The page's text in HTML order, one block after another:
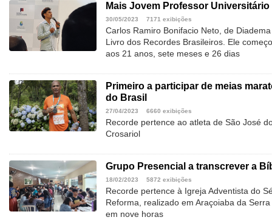
Mais Jovem Professor
30/05/2023 7171 exibições
Carlos Ramiro Bonifacio Neto, de
Livro dos Recordes Brasileiros. Ele
aos 21 anos, sete meses e 26 dias
Primeiro a participar de meias
do Brasil
27/04/2023 6660 exibições
Recorde pertence ao atleta de São José
Crosariol
Grupo Presencial a transcrever a
18/02/2023 5872 exibições
Recorde pertence à Igreja Adventista do
Reforma, realizado em Araçoiaba da
em nove horas